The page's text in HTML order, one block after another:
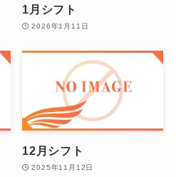
1月シフト
2026年1月11日
12月シフト
2025年11月12日